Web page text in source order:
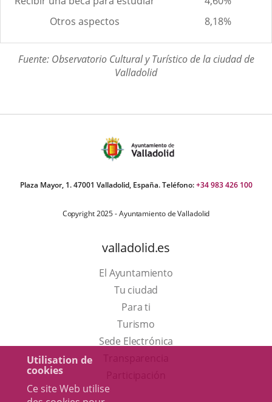
Utilisation de
cookies
Ce site Web utilise
Otros aspectos
8,18%
Fuente: Observatorio Cultural y Turístico de la ciudad de
Valladolid
Plaza Mayor, 1. 47001 Valladolid, España. Teléfono:+34 983 426 100
Copyright 2025 - Ayuntamiento de Valladolid
valladolid.es
El Ayuntamiento
Tu ciudad
Para ti
TurismoEste
enlace
Sede Electrónica